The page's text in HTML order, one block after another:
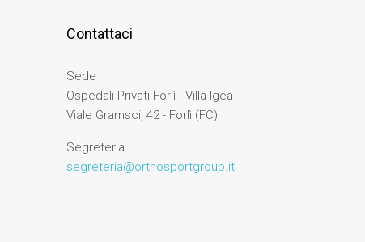
Contattaci
Sede
Ospedali Privati Forlì - Villa Igea
Viale Gramsci, 42 - Forlì (FC)
Segreteria
segreteria@orthosportgroup.it